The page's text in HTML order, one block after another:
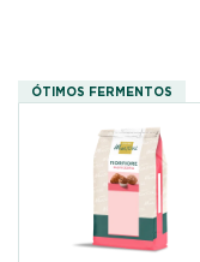
ÓTIMOS FERMENTOS